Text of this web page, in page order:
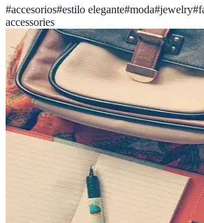
#accesorios#estilo elegante#moda#jewelry#
accessories